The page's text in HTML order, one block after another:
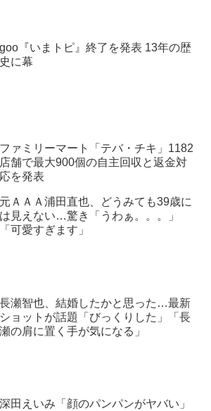
goo『いまトピ』終了を発表 13年の歴
史に幕
ファミリーマート「テバ・チキ」1182
店舗で最大900個の自主回収と返金対
応を発表
元ＡＡＡ浦田直也、どうみても39歳に
は見えない…驚き「うわぁ。。。」
「可愛すぎます」
長瀬智也、結婚したかと思った…最新
ショットが話題「びっくりした」「長
瀬の肩に置く手が気になる」
深田えいみ「顔のパンパンがヤバい」